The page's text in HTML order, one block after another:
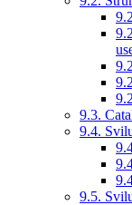
9.3.
9.4.
9.5.